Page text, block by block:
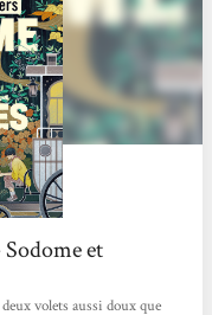
et
volets aussi doux que